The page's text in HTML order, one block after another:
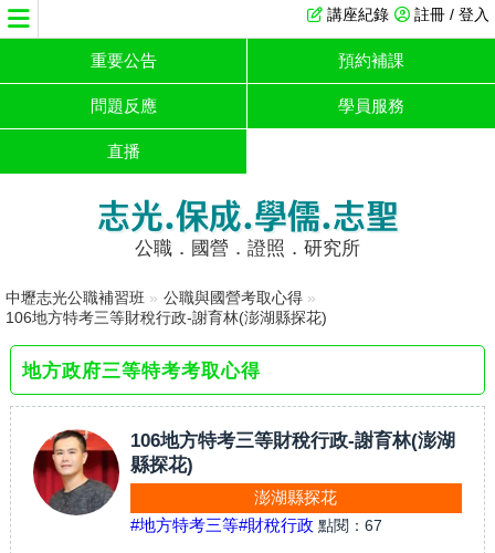
註冊 / 登入
講座紀錄
重要公告 預約補課
問題反應 學員服務
直播
志光.保成.學儒.志聖
公職．國營．證照．研究所
中壢志光公職補習班 » 公職與國營考取心得 »
106地方特考三等財稅行政-謝育林(澎湖縣探花)
地方政府三等特考考取心得
106地方特考三等財稅行政-謝育林(澎湖
縣探花)
澎湖縣探花
#地方特考三等#財稅行政 點閱： 67